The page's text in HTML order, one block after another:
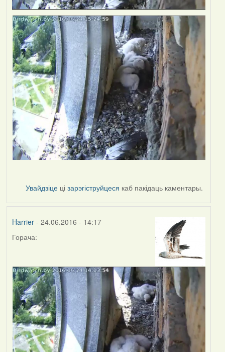
Увайдзіце цізарэгіструйцеся каб пакідаць каментары.
Harrier- 24.06.2016 - 14:17
Горача: